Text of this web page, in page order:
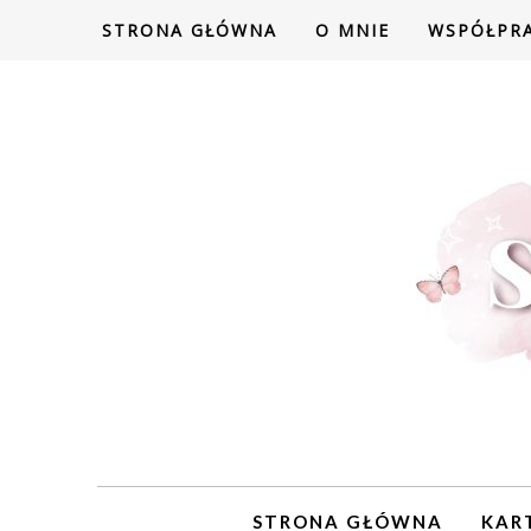
STRONA GŁÓWNA O MNIE
STRONA GŁÓWNA